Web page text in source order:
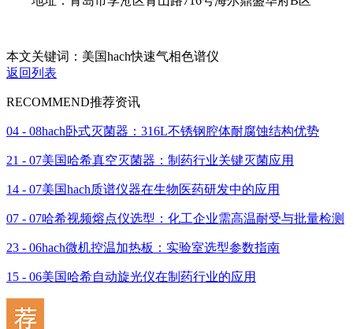
本文关键词：美国hach快速气相色谱仪
返回列表
RECOMMEND推荐资讯
04 - 08hach卧式灭菌器：316L不锈钢腔体耐腐蚀结构优势
21 - 07美国哈希真空灭菌器：制药行业关键灭菌应用
14 - 07美国hach质谱仪器在生物医药研发中的应用
07 - 07哈希视频熔点仪选型：化工企业需高温耐受与批量检测
23 - 06hach微机控温加热板：实验室选型参数指南
15 - 06美国哈希自动旋光仪在制药行业的应用